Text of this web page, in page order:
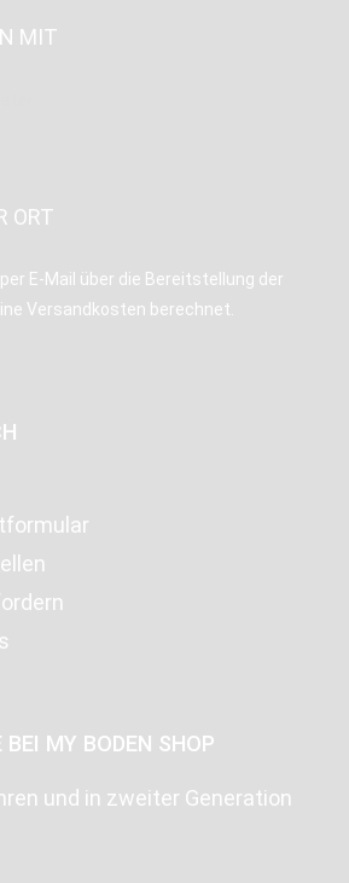
MIT
ORT
E-Mail über die Bereitstellung der
Versandkosten berechnet.
BEI MY BODEN SHOP
und in zweiter Generation